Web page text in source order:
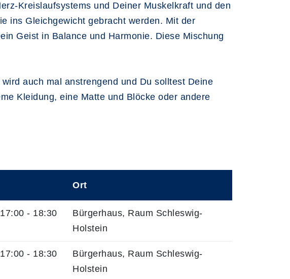
Kreislaufsystems und Deiner Muskelkraft und den
ins Gleichgewicht gebracht werden. Mit der
Geist in Balance und Harmonie. Diese Mischung
auch mal anstrengend und Du solltest Deine
Kleidung, eine Matte und Blöcke oder andere
Ort
- 18:30
Bürgerhaus, Raum Schleswig-
Holstein
- 18:30
Bürgerhaus, Raum Schleswig-
Holstein